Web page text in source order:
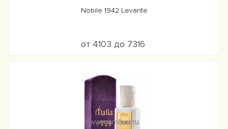
Nobile 1942 Levante
от 4103 до 7316